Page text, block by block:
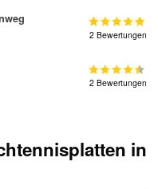
2 Bewertungen
2 Bewertungen
in